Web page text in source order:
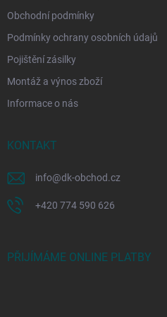
Obchodní podmínky
Podmínky ochrany osobních údajů
Pojištění zásilky
Montáž a výnos zboží
Informace o nás
KONTAKT
info@dk-obchod.cz
+420 774 590 626
PŘIJÍMÁME ONLINE PLATBY